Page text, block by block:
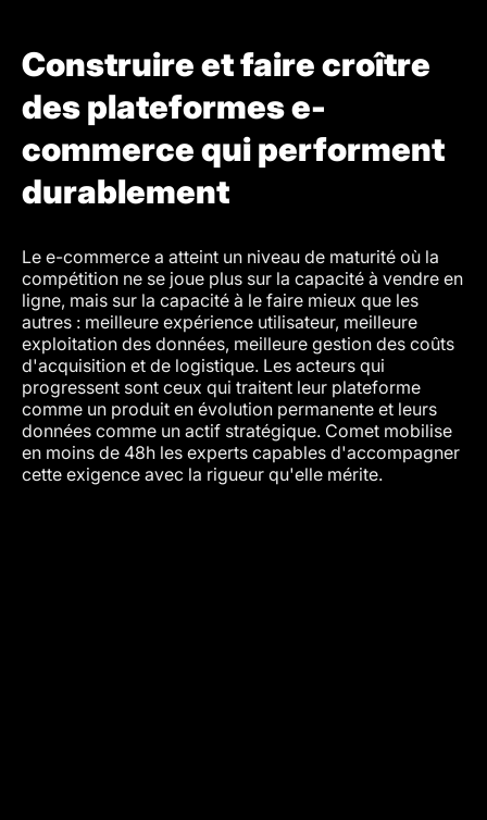
Construire et faire croître
des plateformes e-
commerce qui performent
durablement
Le e-commerce a atteint un niveau de maturité où la
compétition ne se joue plus sur la capacité à vendre en
ligne, mais sur la capacité à le faire mieux que les
autres : meilleure expérience utilisateur, meilleure
exploitation des données, meilleure gestion des coûts
d'acquisition et de logistique. Les acteurs qui
progressent sont ceux qui traitent leur plateforme
comme un produit en évolution permanente et leurs
données comme un actif stratégique. Comet mobilise
en moins de 48h les experts capables d'accompagner
cette exigence avec la rigueur qu'elle mérite.